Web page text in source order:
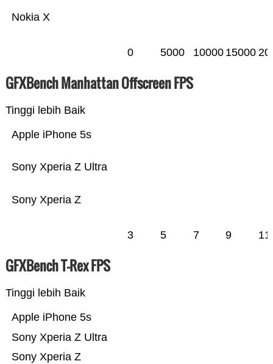
Nokia X
0 5000 10000 15000
GFXBench Manhattan Offscreen FPS
Tinggi lebih Baik
Sony Xperia Z
Sony Xperia Z Ultra
Apple iPhone 5s
3 5 7 9 11
GFXBench T-Rex FPS
Tinggi lebih Baik
Sony Xperia Z
Sony Xperia Z Ultra
Apple iPhone 5s